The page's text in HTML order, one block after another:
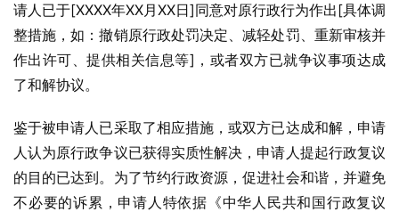
请人已于[XXXX年XX月XX日]同意对原行政行为作出[具体调
整措施，如：撤销原行政处罚决定、减轻处罚、重新审核并
作出许可、提供相关信息等]，或者双方已就争议事项达成
了和解协议。
鉴于被申请人已采取了相应措施，或双方已达成和解，申请
人认为原行政争议已获得实质性解决，申请人提起行政复议
的目的已达到。为了节约行政资源，促进社会和谐，并避免
不必要的诉累，申请人特依据《中华人民共和国行政复议